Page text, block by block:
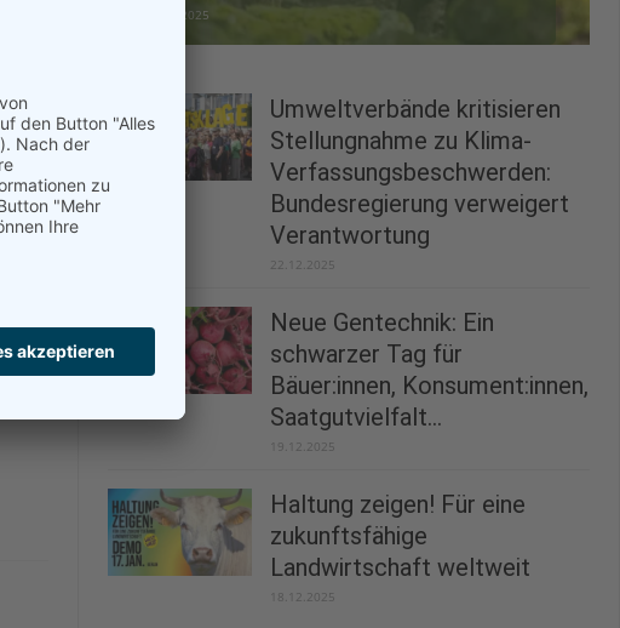
28.12.2025
Umweltverbände kritisieren
Stellungnahme zu Klima-
Verfassungsbeschwerden:
Bundesregierung verweigert
Verantwortung
22.12.2025
Neue Gentechnik: Ein
schwarzer Tag für
Bäuer:innen, Konsument:innen,
Saatgutvielfalt...
19.12.2025
Haltung zeigen! Für eine
zukunftsfähige
Landwirtschaft weltweit
18.12.2025